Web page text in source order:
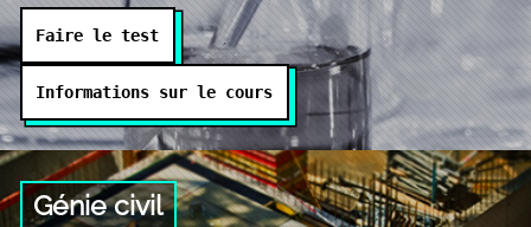
Faire le test
Informations sur le cours
Génie civil